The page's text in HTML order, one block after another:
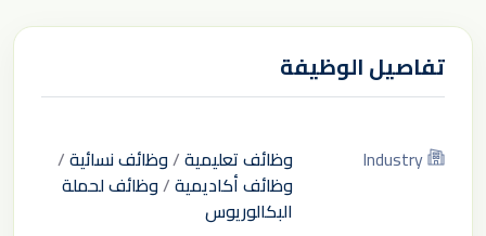
تفاصيل الوظيفة
Industry وظائف تعليمية/وظائف نسائية/
وظائف أكاديمية/وظائف لحملة
البكالوريوس